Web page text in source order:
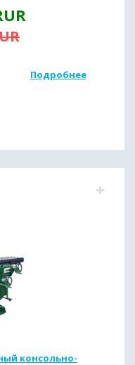
Подробнее
консольно-